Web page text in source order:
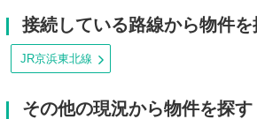
接続している路線から物件を
JR京浜東北線
その他の現況から物件を探す